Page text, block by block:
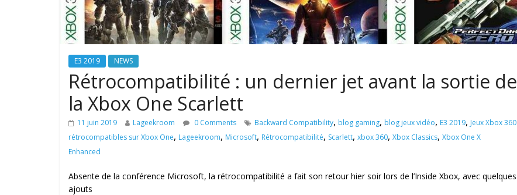
E3 2019 NEWS
Rétrocompatibilité : un dernier jet avant la sortie de
la Xbox One Scarlett
11 juin 2019 Lageekroom 0 Comments Backward Compatibility, blog gaming, blog jeux vidéo, E3 2019, Jeux Xbox 360
rétrocompatibles sur Xbox One, Lageekroom, Microsoft, Rétrocompatibilité, Scarlett, xbox 360, Xbox Classics, Xbox One X
Enhanced
Absente de la conférence Microsoft, la rétrocompatibilité a fait son retour hier soir lors de l’Inside Xbox, avec quelques
ajouts